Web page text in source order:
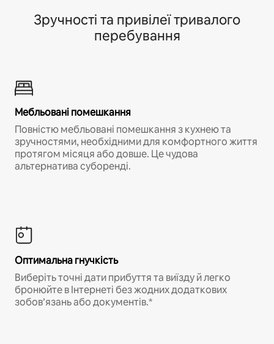
Зручності та привілеї тривалого
перебування
Мебльовані помешкання
Повністю мебльовані помешкання з кухнею та
зручностями, необхідними для комфортного життя
протягом місяця або довше. Це чудова
альтернатива суборенді.
Оптимальна гнучкість
Виберіть точні дати прибуття та виїзду й легко
бронюйте в Інтернеті без жодних додаткових
зобов’язань або документів.*